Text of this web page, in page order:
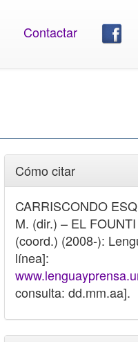
Contactar
Cómo citar
CARRISCONDO
M. (dir.) – EL
(coord.) (2008-):
línea]:
consulta: dd.mm.aa].